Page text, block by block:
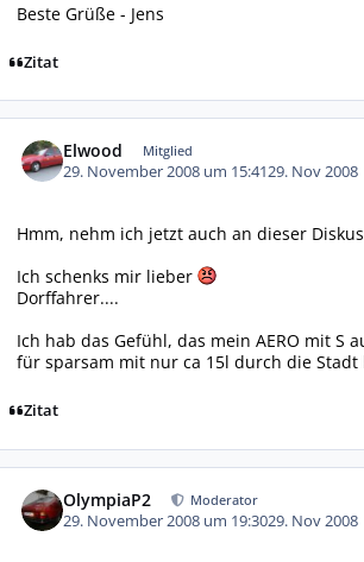
Beste Grüße - Jens
Zitat
Elwood Mitglied
29. November 2008 um 15:4129. Nov 2008
Hmm, nehm ich jetzt auch an dieser
Ich schenks mir lieber
Dorffahrer....
Ich hab das Gefühl, das mein AERO mit S
für sparsam mit nur ca 15l durch die Stadt
Zitat
OlympiaP2 Moderator
29. November 2008 um 19:3029. Nov 2008